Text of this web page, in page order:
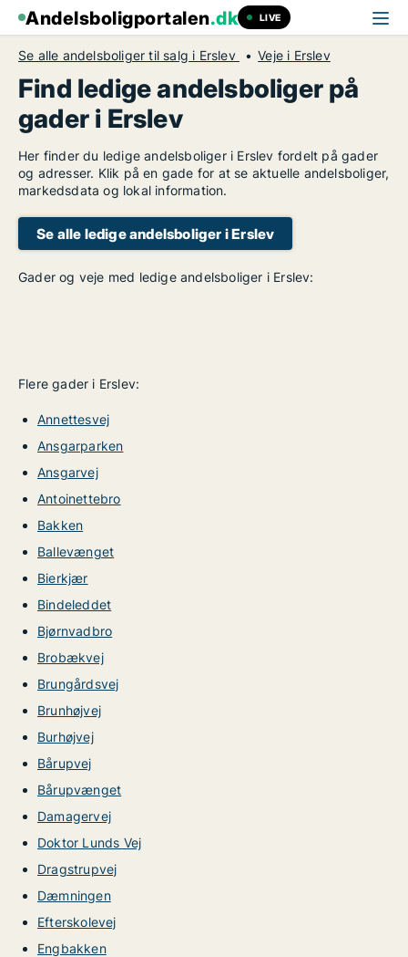
Andelsboligportalen.dk LIVE
Se alle andelsboliger til salg i Erslev Veje i Erslev
Find ledige andelsboliger på
gader i Erslev
Her finder du ledige andelsboliger i Erslev fordelt på gader
og adresser. Klik på en gade for at se aktuelle andelsboliger,
markedsdata og lokal information.
Se alle ledige andelsboliger i Erslev
Gader og veje med ledige andelsboliger i Erslev:
Flere gader i Erslev:
Annettesvej
Ansgarparken
Ansgarvej
Antoinettebro
Bakken
Ballevænget
Bierkjær
Bindeleddet
Bjørnvadbro
Brobækvej
Brungårdsvej
Brunhøjvej
Burhøjvej
Bårupvej
Bårupvænget
Damagervej
Doktor Lunds Vej
Dragstrupvej
Dæmningen
Efterskolevej
Engbakken